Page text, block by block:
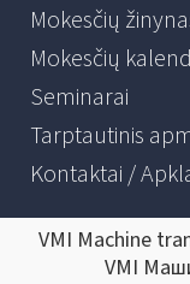
Mokesčių
Mokesčių
Seminarai
Tarptautinis
Kontaktai /
VMI Machine
VMI